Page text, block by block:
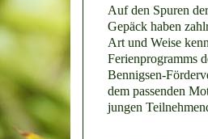
Auf den Spuren
Gepäck haben
Art und Weise
Ferienprogramms
Bennigsen-
dem passenden
jungen